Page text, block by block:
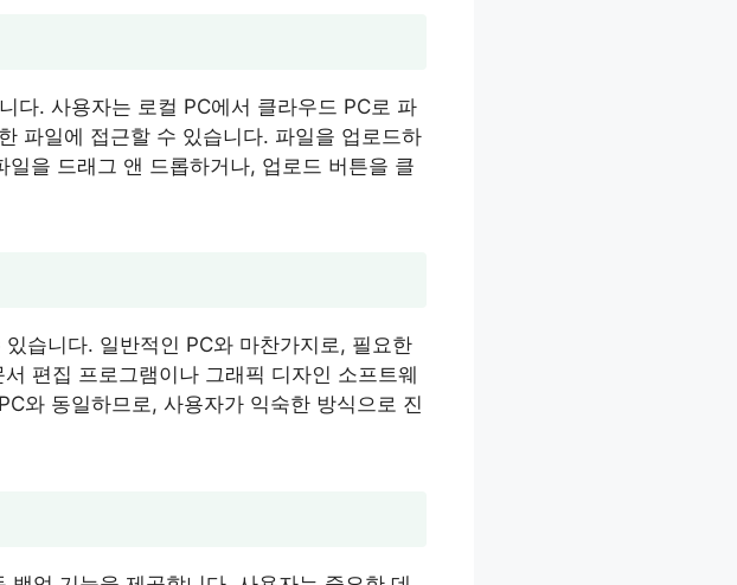
다. 사용자는 로컬 PC에서 클라우드 PC로 파
파일에 접근할 수 있습니다. 파일을 업로드하
을 드래그 앤 드롭하거나, 업로드 버튼을 클
습니다. 일반적인 PC와 마찬가지로, 필요한
편집 프로그램이나 그래픽 디자인 소프트웨
와 동일하므로, 사용자가 익숙한 방식으로 진